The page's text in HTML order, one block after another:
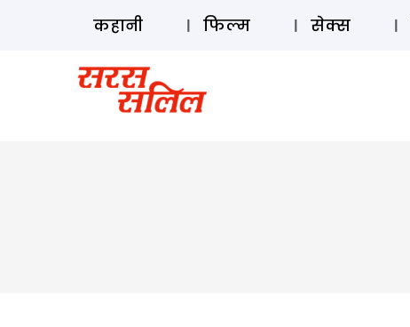
कहानी फिल्म सेक्स